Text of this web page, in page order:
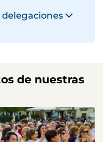
de nuestras